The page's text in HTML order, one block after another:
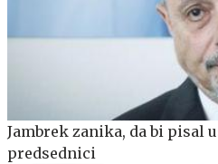
Jambrek zanika, da bi pisal
predsednici